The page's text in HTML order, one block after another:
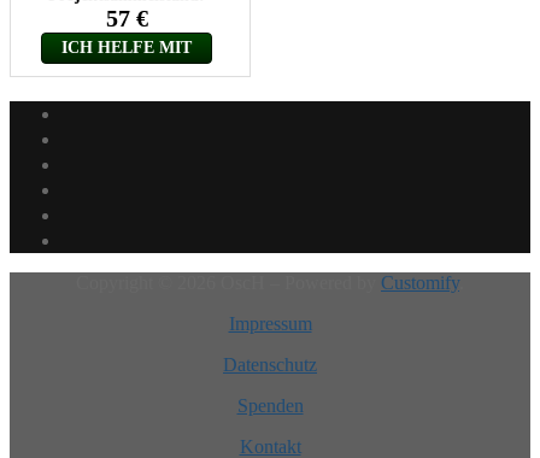
Customify.
Impressum
Datenschutz
Spenden
Kontakt